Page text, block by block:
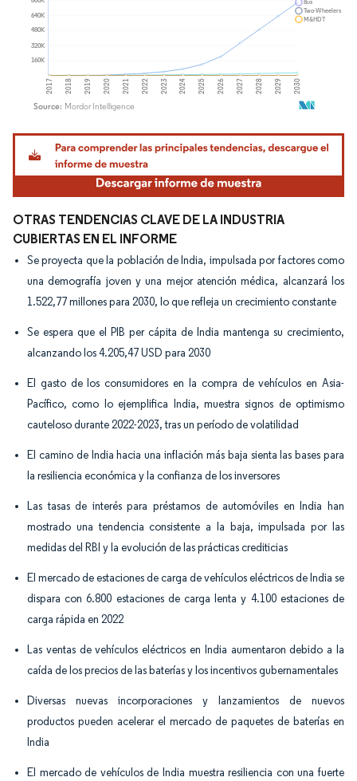
Imagen © Mordor Intelligence. El uso requiere atribución según CC BY 4.0.
OTRAS TENDENCIAS CLAVE DE LA INDUSTRIA
CUBIERTAS EN EL INFORME
Se proyecta que la población de India, impulsada por factores como
una demografía joven y una mejor atención médica, alcanzará los
1.522,77 millones para 2030, lo que refleja un crecimiento constante
Se espera que el PIB per cápita de India mantenga su crecimiento,
alcanzando los 4.205,47 USD para 2030
El gasto de los consumidores en la compra de vehículos en Asia-
Pacífico, como lo ejemplifica India, muestra signos de optimismo
cauteloso durante 2022-2023, tras un período de volatilidad
El camino de India hacia una inflación más baja sienta las bases para
la resiliencia económica y la confianza de los inversores
Las tasas de interés para préstamos de automóviles en India han
mostrado una tendencia consistente a la baja, impulsada por las
medidas del RBI y la evolución de las prácticas crediticias
El mercado de estaciones de carga de vehículos eléctricos de India se
dispara con 6.800 estaciones de carga lenta y 4.100 estaciones de
carga rápida en 2022
Las ventas de vehículos eléctricos en India aumentaron debido a la
caída de los precios de las baterías y los incentivos gubernamentales
Diversas nuevas incorporaciones y lanzamientos de nuevos
productos pueden acelerar el mercado de paquetes de baterías en
India
El mercado de vehículos de India muestra resiliencia con una fuerte